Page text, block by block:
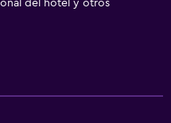
y cambio de sábanas.
bicicletas gratuitas. Se
del hotel y otros